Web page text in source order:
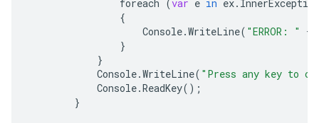
foreach (var e in ex.
{
Console.WriteLine( "ERROR: " +
}
}
Console.WriteLine( "Press any key to
Console.ReadKey();
}